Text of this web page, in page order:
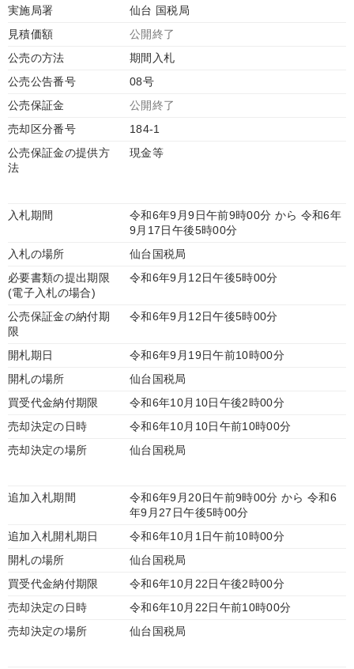
実施局署
仙台 国税局
見積価額
公開終了
公売の方法
期間入札
公売公告番号
08号
公売保証金
公開終了
売却区分番号
184-1
公売保証金の提供方
法
現金等
入札期間
令和6年9月9日午前9時00分 から 令和6年
9月17日午後5時00分
入札の場所
仙台国税局
必要書類の提出期限
(電子入札の場合)
令和6年9月12日午後5時00分
公売保証金の納付期
限
令和6年9月12日午後5時00分
開札期日
令和6年9月19日午前10時00分
開札の場所
仙台国税局
買受代金納付期限
令和6年10月10日午後2時00分
売却決定の日時
令和6年10月10日午前10時00分
売却決定の場所
仙台国税局
追加入札期間
令和6年9月20日午前9時00分 から 令和6
年9月27日午後5時00分
追加入札開札期日
令和6年10月1日午前10時00分
開札の場所
仙台国税局
買受代金納付期限
令和6年10月22日午後2時00分
売却決定の日時
令和6年10月22日午前10時00分
売却決定の場所
仙台国税局